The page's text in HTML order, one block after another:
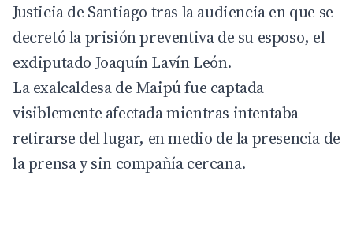
Justicia de Santiago tras la audiencia en que se
decretó la prisión preventiva de su esposo, el
exdiputadoJoaquín Lavín León.
La exalcaldesa de Maipúfue captada
visiblemente afectada mientras intentaba
retirarse del lugar, en medio de la presencia de
la prensa y sin compañía cercana.